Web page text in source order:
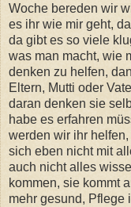
Woche bereden wir
es ihr wie mir geht,
da gibt es so viele
was man macht, wie
denken zu helfen,
Eltern, Mutti oder
daran denken sie
habe es erfahren
werden wir ihr
sich eben nicht mit
auch nicht alles wiss
kommen, sie kommt
mehr gesund, Pflege